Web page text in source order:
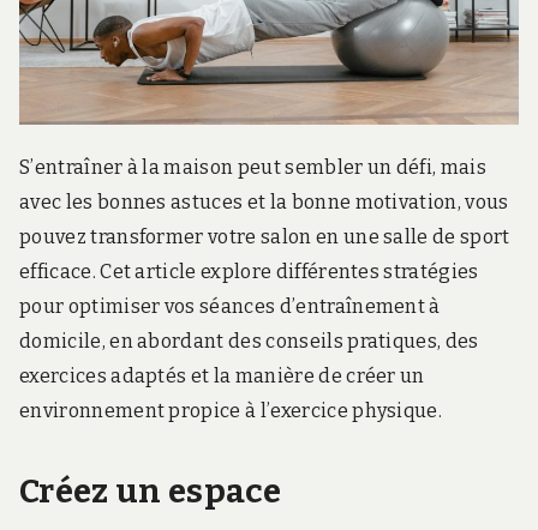
S’entraîner à la maison peut sembler un défi, mais
avec les bonnes astuces et la bonne motivation, vous
pouvez transformer votre salon en une salle de sport
efficace. Cet article explore différentes stratégies
pour optimiser vos séances d’entraînement à
domicile, en abordant des conseils pratiques, des
exercices adaptés et la manière de créer un
environnement propice à l’exercice physique.
Créez un espace